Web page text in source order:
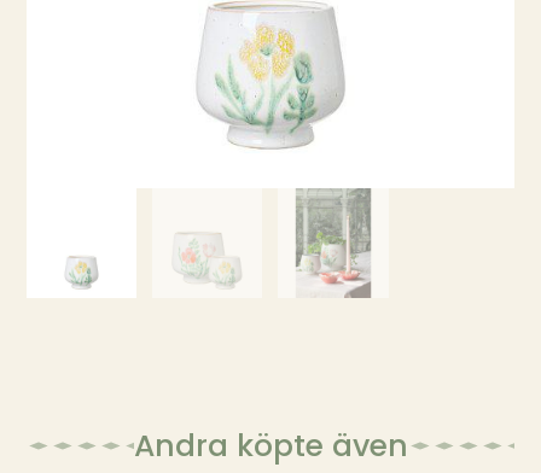
Andra köpte även